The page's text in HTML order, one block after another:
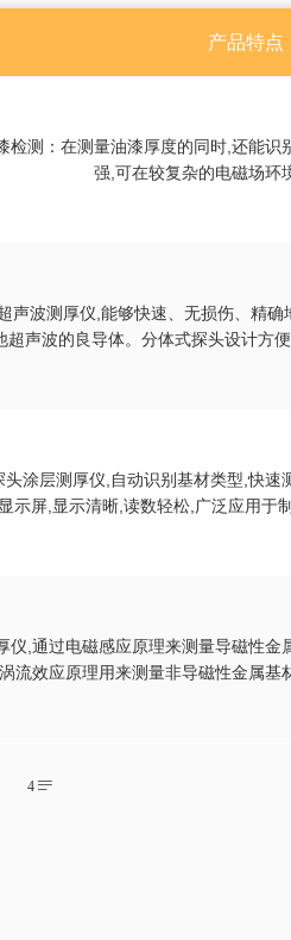
产品特点
检测：在测量油漆厚度的同时,还能
强,可在较复杂的电磁场环
声波测厚仪,能够快速、无损伤、精确
超声波的良导体。分体式探头设计方
头涂层测厚仪,自动识别基材类型,快
示屏,显示清晰,读数轻松,广泛应用于
仪,通过电磁感应原理来测量导磁性
流效应原理用来测量非导磁性金属基
4 